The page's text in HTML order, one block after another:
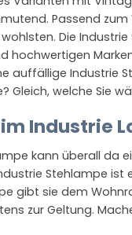
Passend
Die
hochwertigen
auffällige Industrie
Gleich, welche Sie
Industrie
kann überall da
Stehlampe ist
gibt sie dem
zur Geltung.